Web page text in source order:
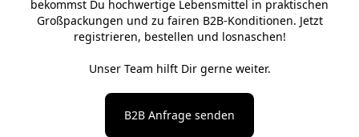
bekommst Du hochwertige Lebensmittel in praktischen
Großpackungen und zu fairen B2B-Konditionen. Jetzt
registrieren, bestellen und losnaschen!
Unser Team hilft Dir gerne weiter.
B2B Anfrage senden